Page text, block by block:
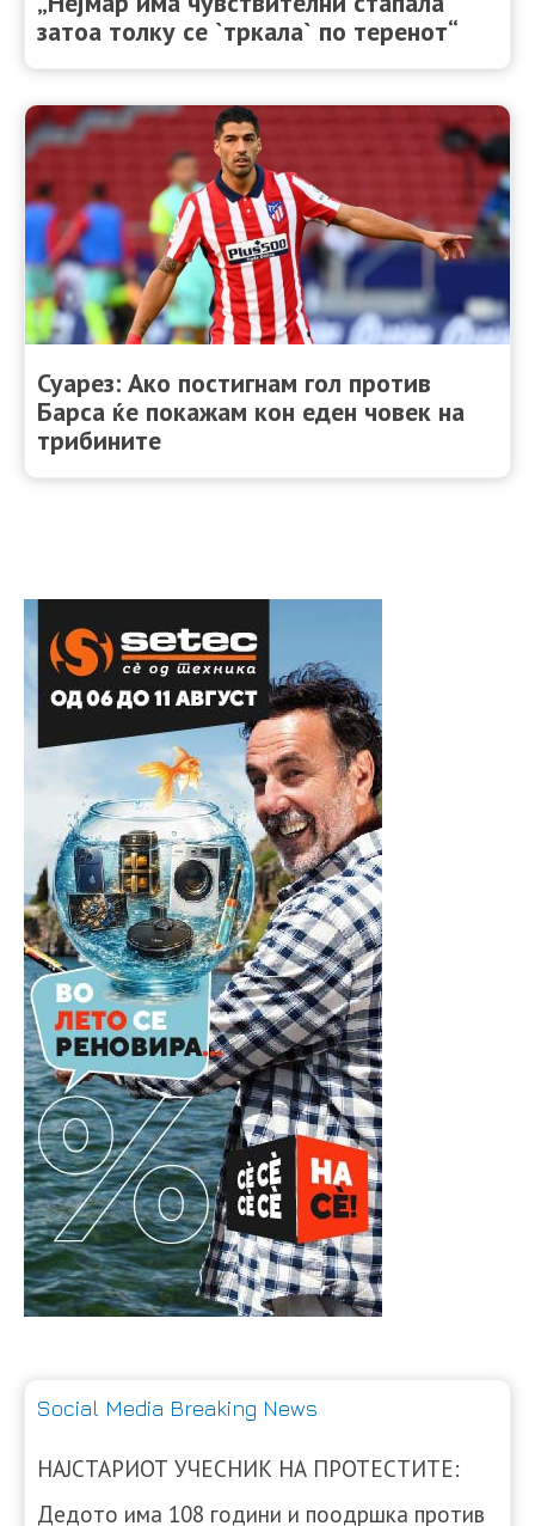
затоа толку се `тркала` по теренот“
Суарез: Ако постигнам гол против
Барса ќе покажам кон еден човек на
трибините
Social Media Breaking News
НАЈСТАРИОТ УЧЕСНИК НА ПРОТЕСТИТЕ:
Дедото има 108 години и поодршка против